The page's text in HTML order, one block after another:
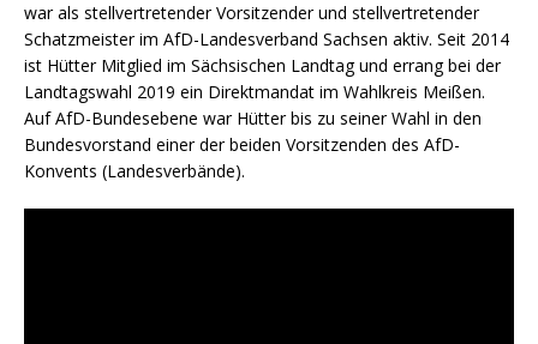
war als stellvertretender Vorsitzender und stellvertretender
Schatzmeister im AfD-Landesverband Sachsen aktiv. Seit 2014
ist Hütter Mitglied im Sächsischen Landtag und errang bei der
Landtagswahl 2019 ein Direktmandat im Wahlkreis Meißen.
Auf AfD-Bundesebene war Hütter bis zu seiner Wahl in den
Bundesvorstand einer der beiden Vorsitzenden des AfD-
Konvents (Landesverbände).